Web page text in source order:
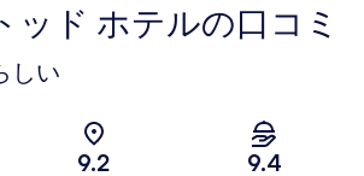
ッド ホテルの口コミ
しい
9.2 9.4